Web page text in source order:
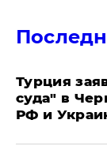
Турция
суда" в
РФ и